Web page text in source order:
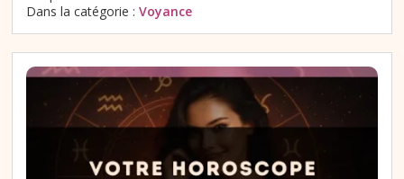
Dans la catégorie : Voyance